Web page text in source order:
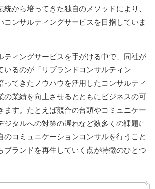
統から培ってきた独自のメソッドにより、
コンサルティングサービスを目指していま
ティングサービスを手がける中で、同社が
いるのが「リブランドコンサルティン
ってきたノウハウを活用したコンサルティ
の業績を向上させるとともにビジネスの可
ます。たとえば競合の台頭やコミュニケー
ジタルへの対策の遅れなど数多くの課題に
のコミュニケーションコンサルを行うこと
ブランドを再生していく点が特徴のひとつ